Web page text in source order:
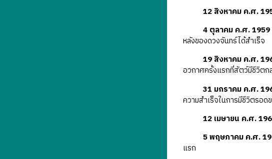
12 สิงหาคม ค.ศ.
4 ตุลาคม ค.ศ. 1959
หลังของดวงจันทร์ได้สำเร็จ
19 สิงหาคม ค.ศ.
อวกาศครั้งแรกที่สัตว์มีชีวิตก
31 มกราคม ค.ศ.
ความสำเร็จในการมีชีวิตรอ
12 เมษายน ค.ศ.
5 พฤษภาคม ค.ศ.
แรก